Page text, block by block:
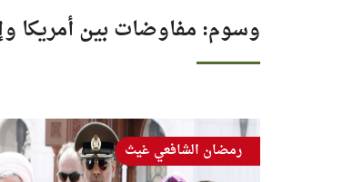
وسوم: مفاوضات بين أمريكا
رمضان الشافعي غيث